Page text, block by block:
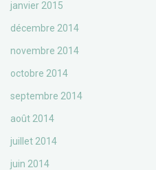
janvier 2015
décembre 2014
novembre 2014
octobre 2014
septembre 2014
août 2014
juillet 2014
juin 2014